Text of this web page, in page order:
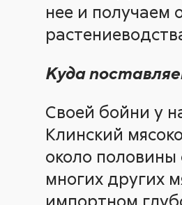
нее и получаем
Куда
Своей бойни у
Клинский
около половины
многих других
импортном